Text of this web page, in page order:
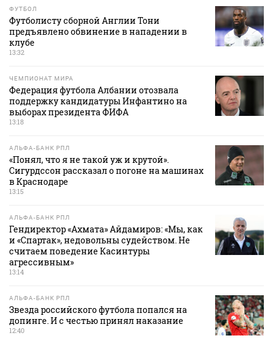
ФУТБОЛ
Футболисту сборной Англии Тони
предъявлено обвинение в нападении в
клубе
13:32
ЧЕМПИОНАТ МИРА
Федерация футбола Албании отозвала
поддержку кандидатуры Инфантино на
выборах президента ФИФА
13:18
АЛЬФА-БАНК РПЛ
«Понял, что я не такой уж и крутой».
Сигурдссон рассказал о погоне на машинах
в Краснодаре
13:15
АЛЬФА-БАНК РПЛ
Гендиректор «Ахмата» Айдамиров: «Мы, как
и «Спартак», недовольны судейством. Не
считаем поведение Касинтуры
агрессивным»
13:14
АЛЬФА-БАНК РПЛ
Звезда российского футбола попался на
допинге. И с честью принял наказание
12:40